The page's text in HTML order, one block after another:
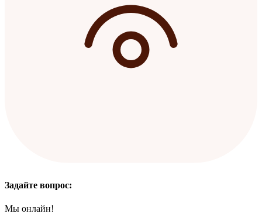
Задайте вопрос:
Мы онлайн!